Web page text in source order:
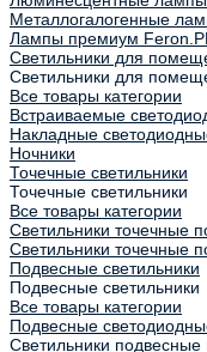
Металлогалогенные
Лампы премиум
Светильники для
Светильники для
Все товары категории
Встраиваемые
Накладные
Ночники
Точечные светильники
Точечные светильники
Все товары категории
Светильники точечные
Светильники точечные
Подвесные светильники
Подвесные светильники
Все товары категории
Подвесные
Светильники